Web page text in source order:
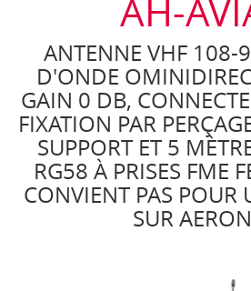
AH-
ANTENNE VHF
D'ONDE
GAIN 0 DB,
FIXATION PAR
SUPPORT ET 5
RG58 À PRISES FME
CONVIENT PAS POUR
SUR